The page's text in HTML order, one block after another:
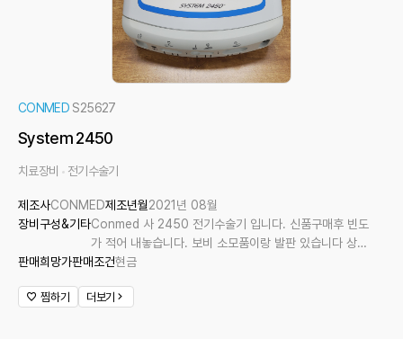
CONMED S25627
System 2450
치료장비 전기수술기
제조사CONMED제조년월2021년 08월
장비구성&기타Conmed 사 2450 전기수술기 입니다. 신품구매후 빈도
가 적어 내놓습니다. 보비 소모품이랑 발판 있습니다 상태
좋습니다.
판매희망가판매조건현금
찜하기 더보기